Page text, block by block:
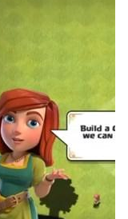
เปอร์ฮีโร่ผู้ยิ่ง
รียมพบกับความ
บที่คาดไม่ถึง เช่น
มีผมยุ่งเหยิง แทนที่
นบัตเลอร์ผู้เจนโลก
มเอสเปอร์ขน
ที่นำเสน่ห์มาเพิ่ม